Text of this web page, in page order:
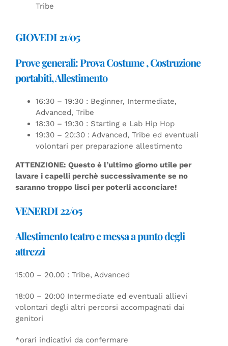
Tribe
GIOVEDI 21/05
Prove generali: Prova Costume , Costruzione
portabiti, Allestimento
16:30 – 19:30 : Beginner, Intermediate,
Advanced, Tribe
18:30 – 19:30 : Starting e Lab Hip Hop
19:30 – 20:30 : Advanced, Tribe ed eventuali
volontari per preparazione allestimento
ATTENZIONE: Questo è l’ultimo giorno utile per
lavare i capelli perchè successivamente se no
saranno troppo lisci per poterli acconciare!
VENERDI 22/05
Allestimento teatro e messa a punto degli
attrezzi
15:00 – 20.00 : Tribe, Advanced
18:00 – 20:00 Intermediate ed eventuali allievi
volontari degli altri percorsi accompagnati dai
genitori
*orari indicativi da confermare